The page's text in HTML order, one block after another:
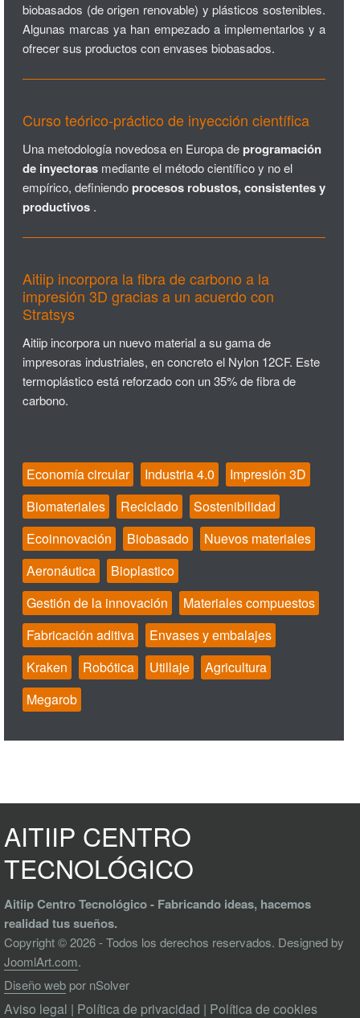
biobasados (de origen renovable) y plásticos sostenibles.
Algunas marcas ya han empezado a implementarlos y a
ofrecer sus productos con envases biobasados.
Curso teórico-práctico de inyección científica
Una metodología novedosa en Europa deprogramación
de inyectoras mediante el método científico y no el
empírico, definiendoprocesos robustos, consistentes y
productivos .
Aitiip incorpora la fibra de carbono a la
impresión 3D gracias a un acuerdo con
Stratsys
Aitiip incorpora un nuevo material a su gama de
impresoras industriales, en concreto el Nylon 12CF. Este
termoplástico está reforzado con un 35% de fibra de
carbono.
Economía circular Industria 4.0
Impresión 3D
Biomateriales
Reciclado
Sostenibilidad
Ecoinnovación
Biobasado
Nuevos materiales
Aeronáutica
Bioplastico
Gestión de la innovación
Materiales compuestos
Fabricación aditiva
Envases y embalajes
Kraken
Robótica Utillaje
Agricultura
Megarob
AITIIP CENTRO
TECNOLÓGICO
Aitiip Centro Tecnológico - Fabricando ideas, hacemos
realidad tus sueños.
Copyright © 2026 - Todos los derechos reservados. Designed by
JoomlArt.com.
Diseño web por nSolver
Aviso legal | Política de privacidad | Política de cookies